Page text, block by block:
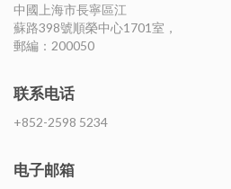
中國上海市長寧區江
蘇路398號順榮中心1701室，
郵編：200050
联系电话
+852-2598 5234
电子邮箱